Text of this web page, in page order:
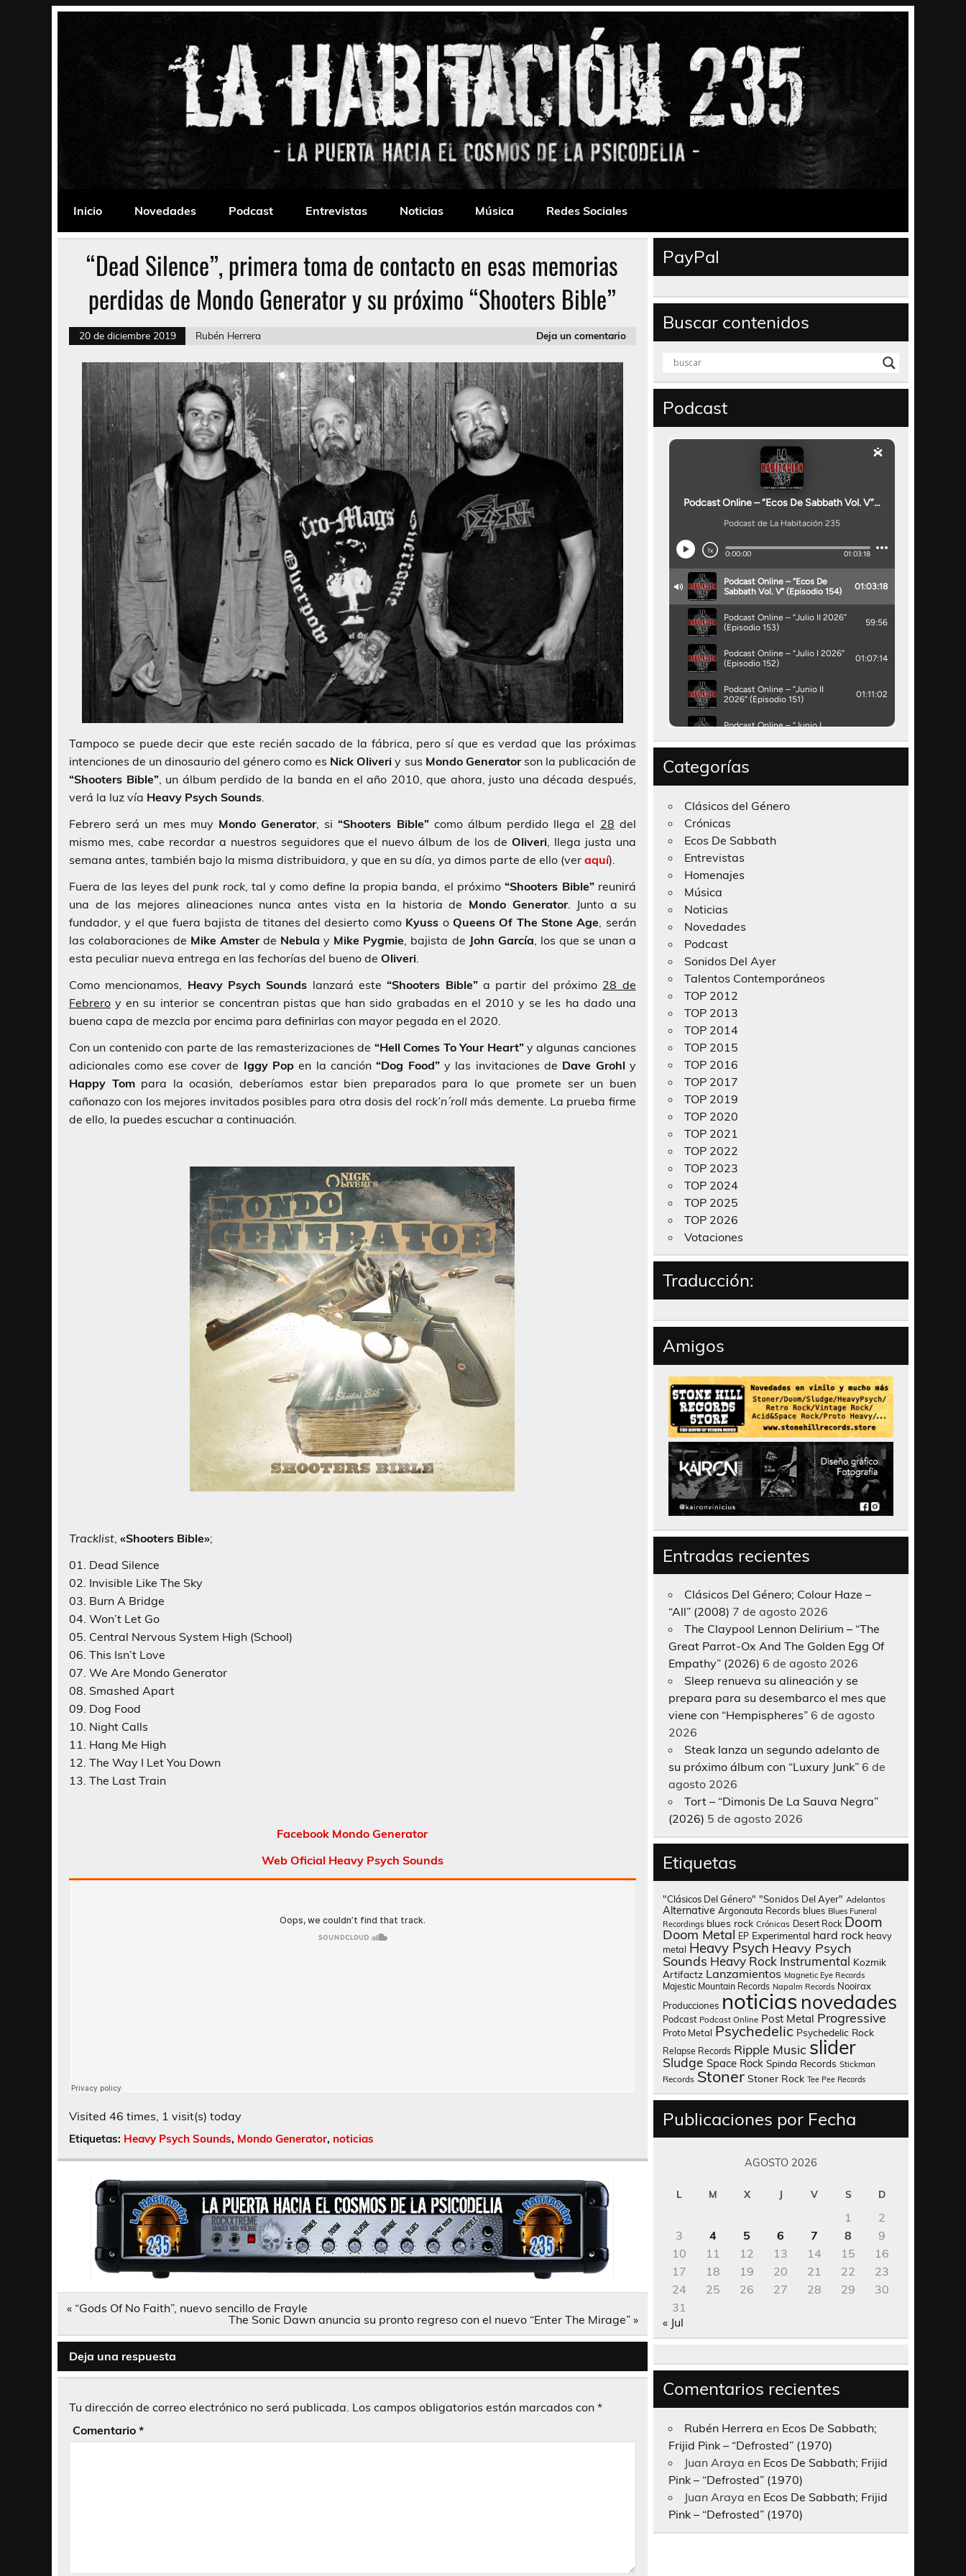
La Habitación 235
Inicio
Novedades Podcast Entrevistas Noticias Música Redes Sociales
“Dead Silence”, primera toma de contacto en esas memorias
perdidas de Mondo Generator y su próximo “Shooters Bible”
20 de diciembre 2019 Rubén Herrera Deja un comentario
Tampoco se puede decir que este recién sacado de la fábrica, pero sí que es verdad que las próximas
intenciones de un dinosaurio del género como es Nick Oliveri y sus Mondo Generatorson la publicación de
“Shooters Bible”, un álbum perdido de la banda en el año 2010, que ahora, justo una década después,
verá la luz vía Heavy Psych Sounds.
Febrero será un mes muy Mondo Generator, si“Shooters Bible” como álbum perdido llega el 28 del
mismo mes, cabe recordar a nuestros seguidores que el nuevo álbum de los deOliveri, llega justa una
semana antes, también bajo la misma distribuidora, y que en su día, ya dimos parte de ello (ver aquí).
Fuera de las leyes del punk rock, tal y como define la propia banda, el próximo“Shooters Bible”reunirá
una de las mejores alineaciones nunca antes vista en la historia de Mondo Generator. Junto a su
fundador, y el que fuera bajista de titanes del desierto como Kyuss o Queens Of The Stone Age, serán
las colaboraciones de Mike Amsterde Nebula y Mike Pygmie, bajista de John García, los que se unan a
esta peculiar nueva entrega en las fechorías del bueno de Oliveri.
Como mencionamos, Heavy Psych Sounds lanzará este“Shooters Bible”a partir del próximo 28 de
Febrero y en su interior se concentran pistas que han sido grabadas en el 2010 y se les ha dado una
buena capa de mezcla por encima para definirlas con mayor pegada en el 2020.
Con un contenido con parte de las remasterizaciones de “Hell Comes To Your Heart”y algunas canciones
adicionales como ese coverde Iggy Popen la canción“Dog Food”y las invitaciones de Dave Grohl y
Happy Tompara la ocasión, deberíamos estar bien preparados para lo que promete ser un buen
cañonazo con los mejores invitados posibles para otra dosis del rock’n´rollmás demente. La prueba firme
de ello, la puedes escuchar a continuación.
Tracklist, «Shooters Bible»;
01. Dead Silence
02. Invisible Like The Sky
03. Burn A Bridge
04. Won’t Let Go
05. Central Nervous System High (School)
06. This Isn’t Love
07. We Are Mondo Generator
08. Smashed Apart
09. Dog Food
10. Night Calls
11. Hang Me High
12. The Way I Let You Down
13. The Last Train
Facebook Mondo Generator
Web Oficial Heavy Psych Sounds
Visited 46 times, 1 visit(s) today
Etiquetas: Heavy Psych Sounds, Mondo Generator, noticias
Navegación
« “Gods Of No Faith”, nuevo sencillo de Frayle
The Sonic Dawn anuncia su pronto regreso con el nuevo “Enter The Mirage” »
Deja una respuesta
Tu dirección de correo electrónico no será publicada. Los campos obligatorios están marcados con *
Comentario *
PayPal
Buscar contenidos
Podcast
Categorías
Clásicos del Género
Crónicas
Ecos De Sabbath
Entrevistas
Homenajes
Música
Noticias
Novedades
Podcast
Sonidos Del Ayer
Talentos Contemporáneos
TOP 2012
TOP 2013
TOP 2014
TOP 2015
TOP 2016
TOP 2017
TOP 2019
TOP 2020
TOP 2021
TOP 2022
TOP 2023
TOP 2024
TOP 2025
TOP 2026
Votaciones
Traducción:
Amigos
Entradas recientes
Clásicos Del Género; Colour Haze –
“All” (2008) 7 de agosto 2026
The Claypool Lennon Delirium – “The
Great Parrot-Ox And The Golden Egg Of
Empathy” (2026) 6 de agosto 2026
Sleep renueva su alineación y se
prepara para su desembarco el mes que
viene con “Hempispheres” 6 de agosto
2026
Steak lanza un segundo adelanto de
su próximo álbum con “Luxury Junk” 6 de
agosto 2026
Tort – “Dimonis De La Sauva Negra”
(2026) 5 de agosto 2026
Etiquetas
"Clásicos Del Género" "Sonidos Del Ayer" Adelantos
Alternative Argonauta Records blues Blues Funeral
Recordings blues rock Crónicas Desert Rock Doom
Doom Metal EP Experimental hard rock heavy
metal Heavy Psych Heavy Psych
Sounds Heavy Rock Instrumental Kozmik
Artifactz Lanzamientos Magnetic Eye Records
Majestic Mountain Records Napalm Records Nooirax
Producciones noticias novedades
Podcast Podcast Online Post Metal Progressive
Proto Metal Psychedelic Psychedelic Rock
Relapse Records Ripple Music slider
Sludge Space Rock Spinda Records Stickman
Records Stoner Stoner Rock Tee Pee Records
Publicaciones por Fecha
AGOSTO 2026
L M X J V S D
1
2
3
4 5 6 7 8
9
10
11 12 13 14 15
16
17
18 19 20 21 22
23
24
25 26 27 28 29
30
31
« Jul
Comentarios recientes
Rubén Herrera en Ecos De Sabbath;
Frijid Pink – “Defrosted” (1970)
Juan Araya en Ecos De Sabbath; Frijid
Pink – “Defrosted” (1970)
Juan Araya en Ecos De Sabbath; Frijid
Pink – “Defrosted” (1970)